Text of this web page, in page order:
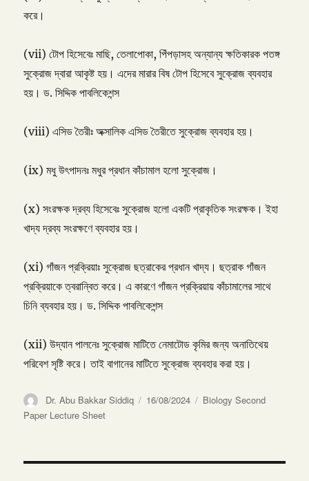
করে।
(vii) টোপ হিসেবেঃ মাছি, তেলাপোকা, পিঁপড়াসহ অন্যান্য ক্ষতিকারক পতঙ্গ
সুক্রোজ দ্বারা আকৃষ্ট হয়। এদের মারার বিষ টোপ হিসেবে সুক্রোজ ব্যবহার
হয়। ড. সিদ্দিক পাবলিকেশন্স
(viii) এসিড তৈরীঃ অক্সালিক এসিড তৈরীতে সুক্রোজ ব্যবহার হয়।
(ix) মধু উৎপাদনঃ মধুর প্রধান কাঁচামাল হলো সুক্রোজ।
(x) সংরক্ষক দ্রব্য হিসেবেঃ সুক্রোজ হলো একটি প্রাকৃতিক সংরক্ষক। ইহা
খাদ্য দ্রব্য সংরক্ষণে ব্যবহার হয়।
(xi) গাঁজন প্রক্রিয়াঃ সুক্রোজ ছত্রাকের প্রধান খাদ্য। ছত্রাক গাঁজন
প্রক্রিয়াকে ত্বরান্বিত করে। এ কারণে গাঁজন প্রক্রিয়ায় কাঁচামালের সাথে
চিনি ব্যবহার হয়। ড. সিদ্দিক পাবলিকেশন্স
(xii) উদ্যান পালনেঃ সুক্রোজ মাটিতে নেমাটোড কৃমির জন্য অনাতিথেয়
পরিবেশ সৃষ্টি করে। তাই বাগানের মাটিতে সুক্রোজ ব্যবহার করা হয়।
Author
Dr. Abu Bakkar Siddiq
Posted
16/08/2024 Categories
Biology Second
Paper Lecture Sheet